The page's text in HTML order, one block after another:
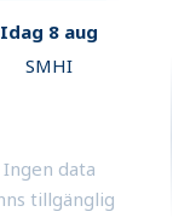
Idag 8 aug
SMHI
Ingen data
tillgänglig